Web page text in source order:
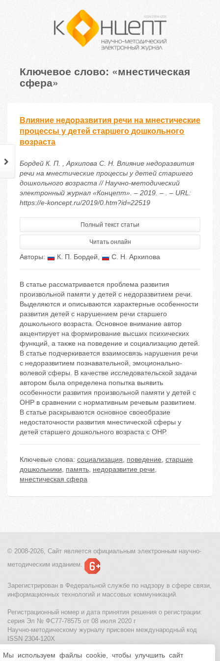
Ключевое слово: «мнестическая
сфера»
Влияние недоразвития речи на мнестические
процессы у детей старшего дошкольного
возраста
Бордей К. П. , Архипова С. Н. Влияние недоразвития
речи на мнестические процессы у детей старшего
дошкольного возраста // Научно-методический
электронный журнал «Концепт». – 2019. – . – URL:
https://e-koncept.ru/2019/0.htm?id=22519
Полный текст статьи
Читать онлайн
Авторы: К. П. Бордей, С. Н. Архипова
В статье рассматривается проблема развития
произвольной памяти у детей с недоразвитием речи.
Выделяются и описываются характерные особенности
развития детей с нарушением речи старшего
дошкольного возраста. Основное внимание автор
акцентирует на формирование высших психических
функций, а также на поведение и социализацию детей.
В статье подчеркивается взаимосвязь нарушения речи
с недоразвитием познавательной, эмоционально-
волевой сферы. В качестве исследовательской задачи
автором была определена попытка выявить
особенности развития произвольной памяти у детей с
ОНР в сравнении с нормативным речевым развитием.
В статье раскрываются основное своеобразие
недостаточности развития мнестической сферы у
детей старшего дошкольного возраста с ОНР.
Ключевые слова: социализация, поведение, старшие
дошкольники, память, недоразвитие речи,
мнестическая сфера
© 2008-2026, Сайт является официальным электронным научно-
методическим изданием.
Зарегистрирован в Федеральной службе по надзору в сфере связи,
информационных технологий и массовых коммуникаций.
Регистрационный номер и дата принятия решения о регистрации:
серия Эл № ФС77-78575 от 08 июля 2020 г
Научно-методическому журналу присвоен международный код
ISSN 2304-120X
МЦИТО|Школьные олимпиады и онлайн конкурсы для детей
Мы используем файлы cookie, чтобы улучшить сайт